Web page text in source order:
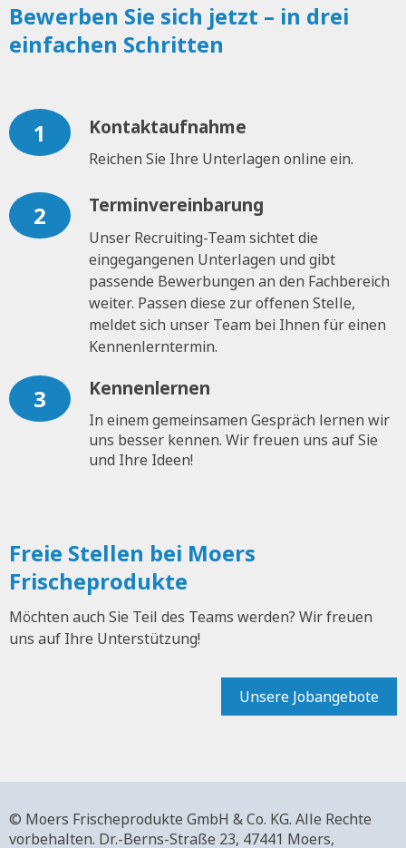
Bewerben Sie sich jetzt – in drei
einfachen Schritten
1 Kontaktaufnahme
Reichen Sie Ihre Unterlagen online ein.
2 Terminvereinbarung
Unser Recruiting-Team sichtet die
eingegangenen Unterlagen und gibt
passende Bewerbungen an den Fachbereich
weiter. Passen diese zur offenen Stelle,
meldet sich unser Team bei Ihnen für einen
Kennenlerntermin.
3 Kennenlernen
In einem gemeinsamen Gespräch lernen wir
uns besser kennen. Wir freuen uns auf Sie
und Ihre Ideen!
Freie Stellen bei Moers
Frischeprodukte
Möchten auch Sie Teil des Teams werden? Wir freuen
uns auf Ihre Unterstützung!
Unsere Jobangebote
© Moers Frischeprodukte GmbH & Co. KG. Alle Rechte
vorbehalten. Dr.-Berns-Straße 23, 47441 Moers,